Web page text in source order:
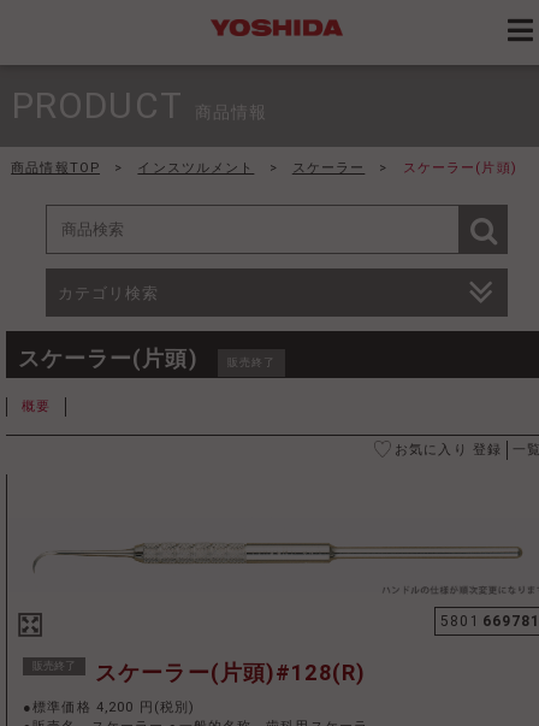
PRODUCT 商品情報
商品情報TOP > インスツルメント > スケーラー > スケーラー(片頭)
カテゴリ検索
スケーラー(片頭) 販売終了
概要
お気に入り 登録 一
5801
販売終了 スケーラー(片頭)#128(R)
●標準価格 4,200 円(税別)